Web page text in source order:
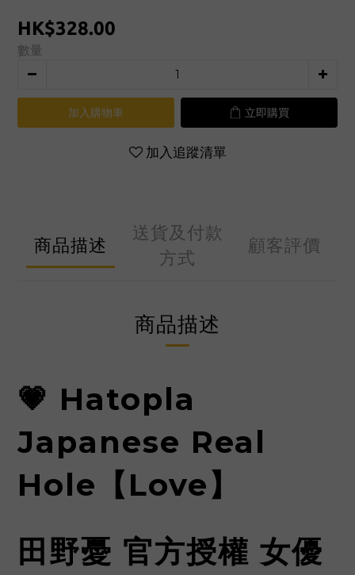
HK$328.00
數量
加入購物車 立即購買
加入追蹤清單
商品描述
送貨及付款
方式
顧客評價
商品描述
💗 Hatopla
Japanese Real
Hole【Love】
田野憂 官方授權 女優